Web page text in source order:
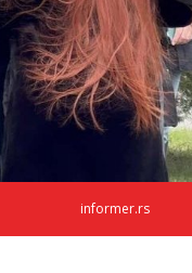
informer.rs